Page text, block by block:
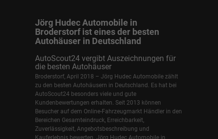
Jörg Hudec Automobile in
Broderstorf ist eines der besten
Autohäuser in Deutschland
AutoScout24 vergibt Auszeichnungen für
die besten Autohäuser
Broderstorf, April 2018 – Jörg Hudec Automobile zählt
zu den besten Autohäusern in Deutschland. Es hat bei
AutoScout24 besonders viele und gute
Kundenbewertungen erhalten. Seit 2013 können
Besucher auf dem Online-Fahrzeugmarkt Händler in den
Bereichen Gesamteindruck, Erreichbarkeit,
Zuverlässigkeit, Angebotsbeschreibung und
Kauferlebnis bewerten. Jörg Hudec Automobile in